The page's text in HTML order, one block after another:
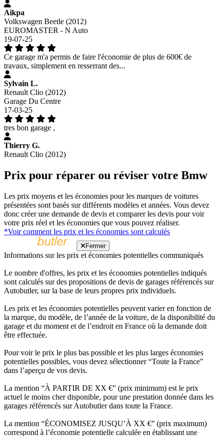
Aikpa
Volkswagen Beetle (2012)
EUROMASTER - N Auto
19-07-25
Ce garage m'a permis de faire l'économie de plus de 600€ de
travaux, simplement en resserrant des...
Sylvain L.
Renault Clio (2012)
Garage Du Centre
17-03-25
tres bon garage ,
Thierry G.
Renault Clio (2012)
Prix pour réparer ou réviser votre Bmw
Les prix moyens et les économies pour les marques de voitures
présentées sont basés sur différents modèles et années. Vous devez
donc créer une demande de devis et comparer les devis pour voir
votre prix réel et les économies que vous pouvez réaliser.
*Voir comment les prix et les économies sont calculés
Fermer
Informations sur les prix et économies potentielles communiqués
Le nombre d'offres, les prix et les économies potentielles indiqués
sont calculés sur des propositions de devis de garages référencés sur
Autobutler, sur la base de leurs propres prix individuels.
Les prix et les économies potentielles peuvent varier en fonction de
la marque, du modèle, de l’année de la voiture, de la disponibilité du
garage et du moment et de l’endroit en France où la demande doit
être effectuée.
Pour voir le prix le plus bas possible et les plus larges économies
potentielles possibles, vous devez sélectionner “Toute la France”
dans l’aperçu de vos devis.
La mention “À PARTIR DE XX €” (prix minimum) est le prix
actuel le moins cher disponible, pour une prestation donnée dans les
garages référencés sur Autobutler dans toute la France.
La mention “ÉCONOMISEZ JUSQU’À XX €” (prix maximum)
correspond à l’économie potentielle calculée en établissant une